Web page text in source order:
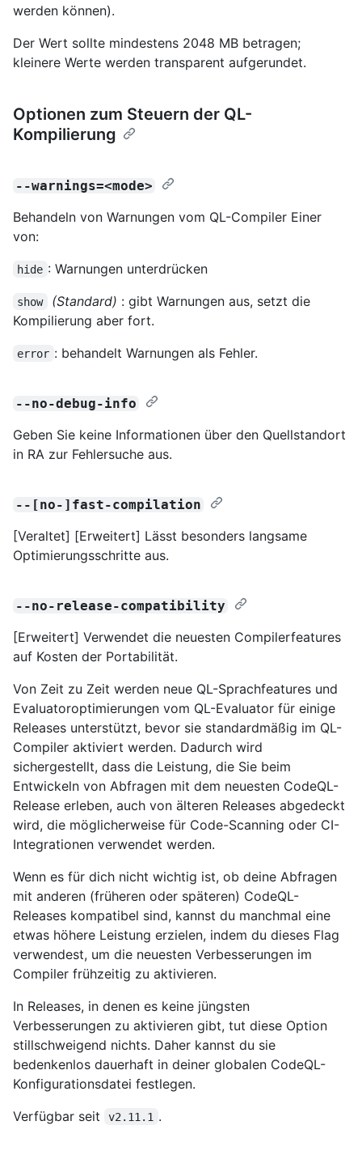
werden können).
Der Wert sollte mindestens 2048 MB betragen;
kleinere Werte werden transparent aufgerundet.
Optionen zum Steuern der QL-
Kompilierung
--warnings=<mode>
Behandeln von Warnungen vom QL-Compiler Einer
von:
hide : Warnungen unterdrücken
show (Standard) : gibt Warnungen aus, setzt die
Kompilierung aber fort.
error : behandelt Warnungen als Fehler.
--no-debug-info
Geben Sie keine Informationen über den Quellstandort
in RA zur Fehlersuche aus.
--[no-]fast-compilation
[Veraltet] [Erweitert] Lässt besonders langsame
Optimierungsschritte aus.
--no-release-compatibility
[Erweitert] Verwendet die neuesten Compilerfeatures
auf Kosten der Portabilität.
Von Zeit zu Zeit werden neue QL-Sprachfeatures und
Evaluatoroptimierungen vom QL-Evaluator für einige
Releases unterstützt, bevor sie standardmäßig im QL-
Compiler aktiviert werden. Dadurch wird
sichergestellt, dass die Leistung, die Sie beim
Entwickeln von Abfragen mit dem neuesten CodeQL-
Release erleben, auch von älteren Releases abgedeckt
wird, die möglicherweise für Code-Scanning oder CI-
Integrationen verwendet werden.
Wenn es für dich nicht wichtig ist, ob deine Abfragen
mit anderen (früheren oder späteren) CodeQL-
Releases kompatibel sind, kannst du manchmal eine
etwas höhere Leistung erzielen, indem du dieses Flag
verwendest, um die neuesten Verbesserungen im
Compiler frühzeitig zu aktivieren.
In Releases, in denen es keine jüngsten
Verbesserungen zu aktivieren gibt, tut diese Option
stillschweigend nichts. Daher kannst du sie
bedenkenlos dauerhaft in deiner globalen CodeQL-
Konfigurationsdatei festlegen.
Verfügbar seit
v2.11.1 .